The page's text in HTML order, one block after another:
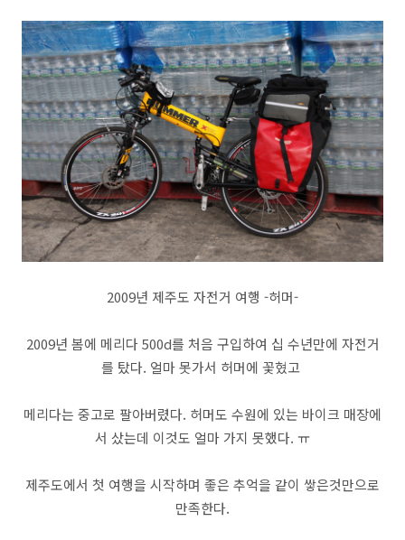
2009년 제주도 자전거 여행 -허머-
2009년 봄에 메리다 500d를 처음 구입하여 십 수년만에 자전거
를 탔다. 얼마 못가서 허머에 꽃혔고
메리다는 중고로 팔아버렸다. 허머도 수원에 있는 바이크 매장에
서 샀는데 이것도 얼마 가지 못했다. ㅠ
제주도에서 첫 여행을 시작하며 좋은 추억을 같이 쌓은것만으로
만족한다.